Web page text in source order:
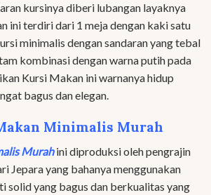
kursinya diberi lubangan layaknya
ini terdiri dari 1 meja dengan kaki satu
minimalis dengan sandaran yang tebal
kombinasi dengan warna putih pada
Kursi Makan ini warnanya hidup
bagus dan elegan.
Minimalis Murah
Murahini diproduksi oleh pengrajin
Jepara yang bahanya menggunakan
solid yang bagus dan berkualitas yang